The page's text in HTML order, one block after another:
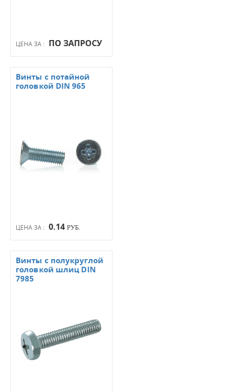
ЦЕНА ЗА : ПО ЗАПРОСУ
ЦЕНА ЗА : 0.14 РУБ.
Винты с потайной
головкой DIN 965
Винты с полукруглой
головкой шлиц DIN
7985